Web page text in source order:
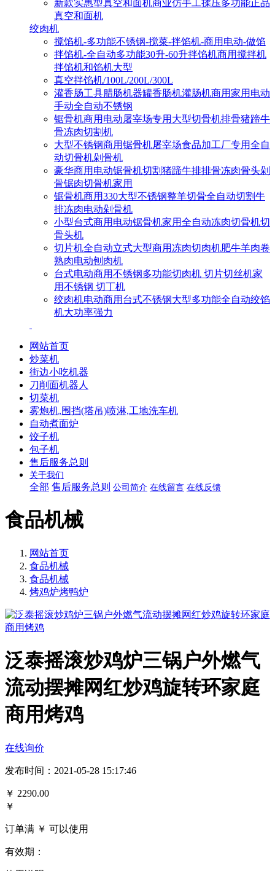
新款实惠型真空和面机商业仿手工揉压多功能正品
真空和面机
绞肉机
搅馅机-多功能不锈钢-搅菜-拌馅机-商用电动-做馅
拌馅机-全自动多功能30升-60升拌馅机商用搅拌机
拌馅机和馅机大型
真空拌馅机/100L/200L/300L
灌香肠工具腊肠机器罐香肠机灌肠机商用家用电动
手动全自动不锈钢
锯骨机商用电动屠宰场专用大型切骨机排骨猪蹄牛
骨冻肉切割机
大型不锈钢商用锯骨机屠宰场食品加工厂专用全自
动切骨机剁骨机
豪华商用电动锯骨机切割猪蹄牛排排骨冻肉骨头剁
骨锯肉切骨机家用
锯骨机商用330大型不锈钢整羊切骨全自动切割牛
排冻肉电动剁骨机
小型台式商用电动锯骨机家用全自动冻肉切骨机切
骨头机
切片机全自动立式大型商用冻肉切肉机肥牛羊肉卷
熟肉电动刨肉机
台式电动商用不锈钢多功能切肉机 切片切丝机家
用不锈钢 切丁机
绞肉机电动商用台式不锈钢大型多功能全自动绞馅
机大功率强力
网站首页
炒菜机
街边小吃机器
刀削面机器人
切菜机
雾炮机,围挡(塔吊)喷淋,工地洗车机
自动煮面炉
饺子机
包子机
售后服务总则
关于我们
全部 售后服务总则 公司简介 在线留言 在线反馈
食品机械
网站首页
食品机械
食品机械
烤鸡炉烤鸭炉
泛泰摇滚炒鸡炉三锅户外燃气
流动摆摊网红炒鸡旋转环家庭
商用烤鸡
在线询价
发布时间：2021-05-28 15:17:46
￥ 2290.00
￥
订单满 ￥ 可以使用
有效期：